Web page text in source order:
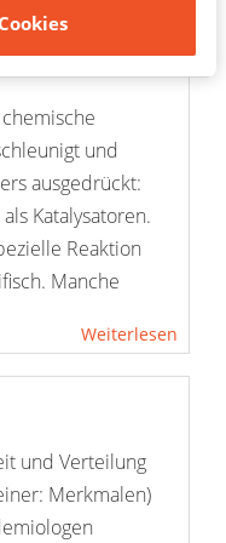
und
ausgedrückt:
Katalysatoren.
Reaktion
Manche
Weiterlesen
und Verteilung
Merkmalen)